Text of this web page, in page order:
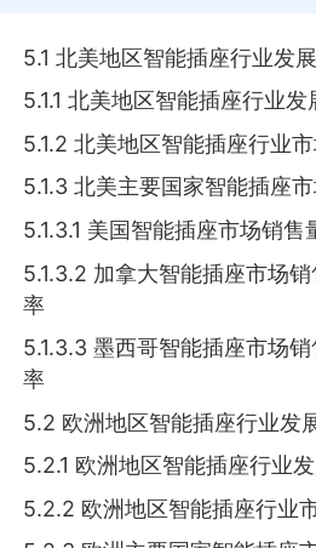
5.1 北美地区智能插座行业发
5.1.1 北美地区智能插座行业发
5.1.2 北美地区智能插座行业
5.1.3 北美主要国家智能插座
5.1.3.1 美国智能插座市场销
5.1.3.2 加拿大智能插座市场
率
5.1.3.3 墨西哥智能插座市场
率
5.2 欧洲地区智能插座行业发
5.2.1 欧洲地区智能插座行业
5.2.2 欧洲地区智能插座行业